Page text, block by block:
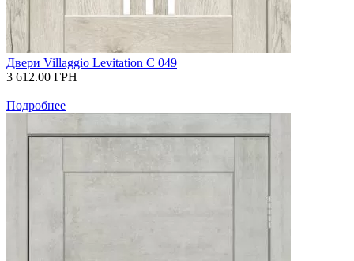
Двери Villaggio Levitation С 049
3 612.00 ГРН
Подробнее